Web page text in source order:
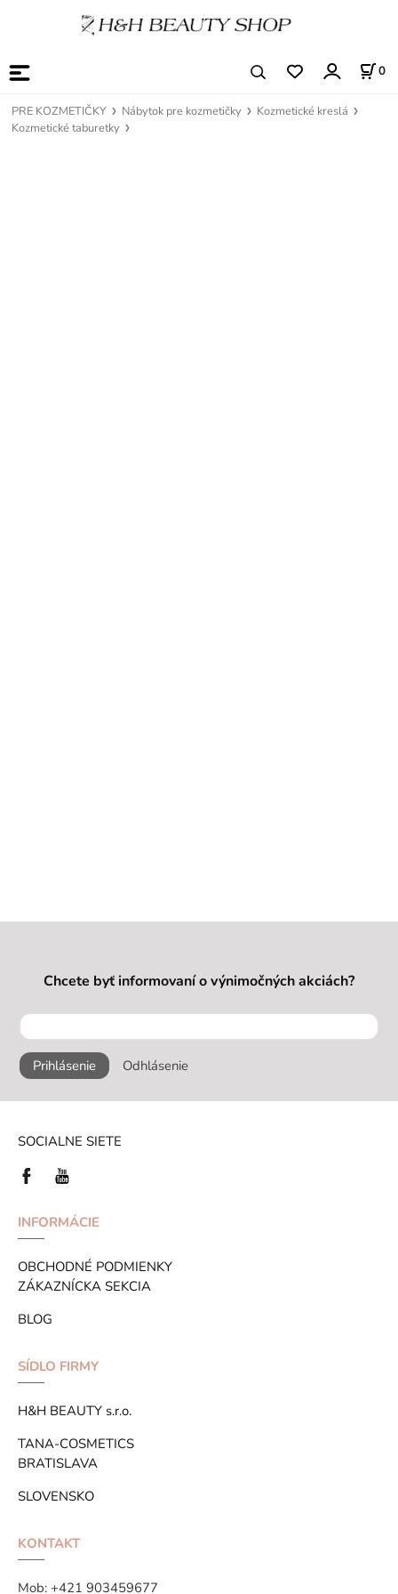
0
PRE KOZMETIČKY Nábytok pre kozmetičky
Kozmetické kreslá
Kozmetické taburetky
Chcete byť informovaní o výnimočných akciách?
Prihlásenie Odhlásenie
SOCIALNE SIETE
INFORMÁCIE
OBCHODNÉ PODMIENKY
ZÁKAZNÍCKA SEKCIA
BLOG
SÍDLO FIRMY
H&H BEAUTY s.r.o.
TANA-COSMETICS
BRATISLAVA
SLOVENSKO
KONTAKT
Mob: +421 903459677